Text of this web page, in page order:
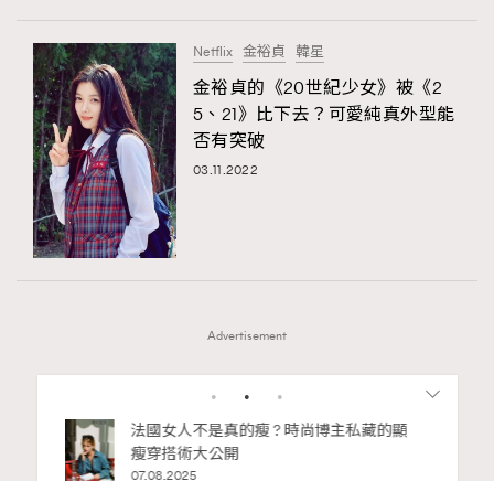
Netflix 金裕貞 韓星
金裕貞的《20世紀少女》被《2
5、21》比下去？可愛純真外型能
否有突破
03.11.2022
Advertisement
1 2
別再用酒精消毒皮革！6個清潔手袋小技
巧，讓你更愛惜你的手袋
02.06.2025